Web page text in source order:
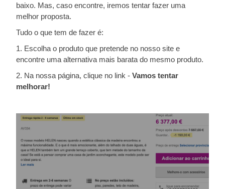
baixo. Mas, caso encontre, iremos tentar fazer uma
melhor proposta.
Tudo o que tem de fazer é:
1. Escolha o produto que pretende no nosso site e
encontre uma alternativa mais barata do mesmo produto.
2. Na nossa página, clique no link - Vamos tentar
melhorar!